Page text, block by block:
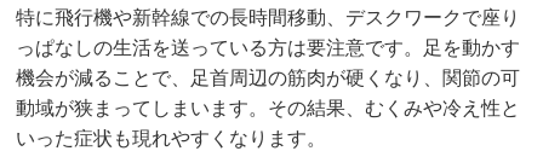
お客様の声
求人
お問い合わせ
特に飛行機や新幹線での長時間移動、デスクワークで座り
っぱなしの生活を送っている方は要注意です。足を動かす
機会が減ることで、足首周辺の筋肉が硬くなり、関節の可
動域が狭まってしまいます。その結果、むくみや冷え性と
いった症状も現れやすくなります。